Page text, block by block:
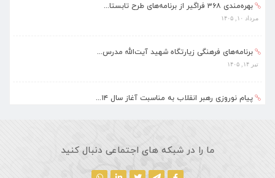
برنامه‌های فرهنگی زیارتگاه شهید آیت‌الله مدرس...
تیر ۱۴, ۱۴۰۵
پیام نوروزی رهبر انقلاب به مناسبت آغاز سال ۱۴...
فروردین ۱۸, ۱۴۰۵
ماه مبارک رمضان، فرصتی طلایی برای تزکیه نفس، ...
ما را در شبکه های اجتماعی دنبال کنید